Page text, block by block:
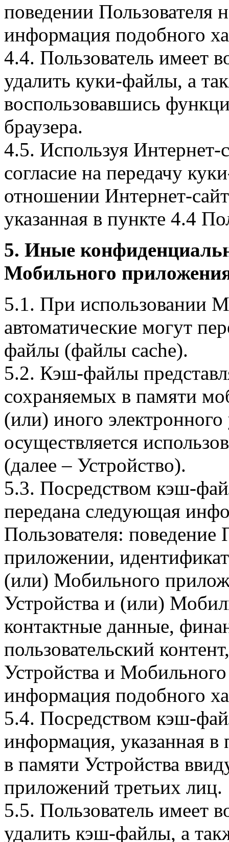
поведении Пользователя
информация подобного
4.4. Пользователь имеет
удалить куки-файлы, а
воспользовавшись
браузера.
4.5. Используя Интернет-
согласие на передачу
отношении Интернет-
указанная в пункте 4.4
5. Иные
Мобильного
5.1. При использовании
автоматические могут
файлы (файлы cache).
5.2. Кэш-файлы
сохраняемых в памяти
(или) иного электронного
осуществляется
(далее – Устройство).
5.3. Посредством кэш-
передана следующая
Пользователя:
приложении,
(или) Мобильного
Устройства и (или)
контактные данные,
пользовательский
Устройства и
информация подобного
5.4. Посредством кэш-
информация, указанная в
в памяти Устройства
приложений третьих лиц.
5.5. Пользователь имеет
удалить кэш-файлы, а